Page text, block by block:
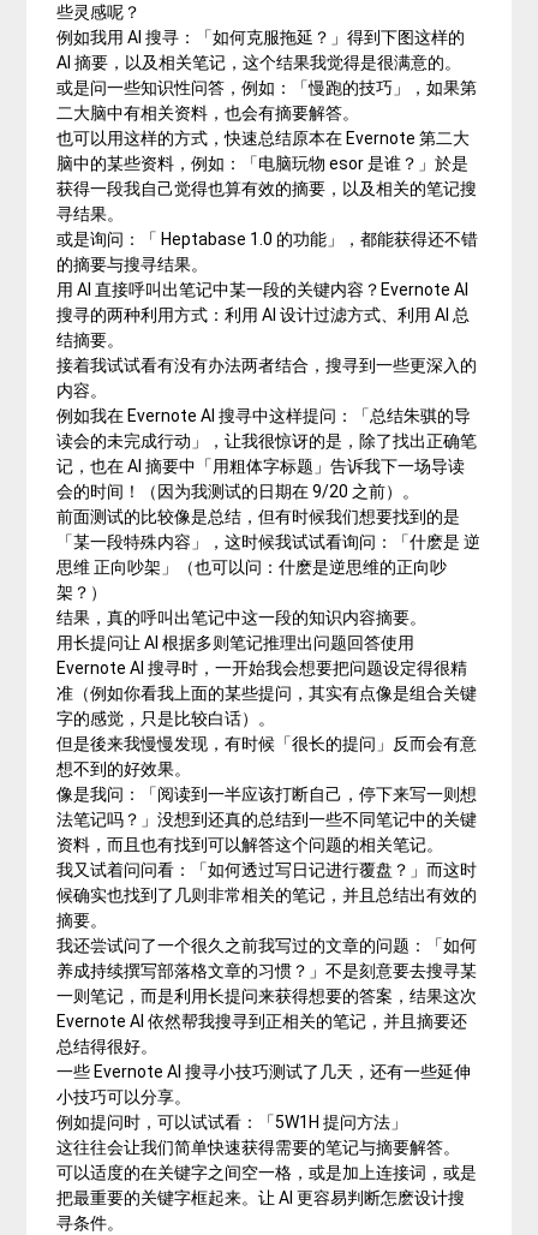
些灵感呢？
例如我用 AI 搜寻：「如何克服拖延？」得到下图这样的
AI 摘要，以及相关笔记，这个结果我觉得是很满意的。
或是问一些知识性问答，例如：「慢跑的技巧」，如果第
二大脑中有相关资料，也会有摘要解答。
也可以用这样的方式，快速总结原本在 Evernote 第二大
脑中的某些资料，例如：「电脑玩物 esor 是谁？」於是
获得一段我自己觉得也算有效的摘要，以及相关的笔记搜
寻结果。
或是询问：「 Heptabase 1.0 的功能」，都能获得还不错
的摘要与搜寻结果。
用 AI 直接呼叫出笔记中某一段的关键内容？Evernote AI
搜寻的两种利用方式：利用 AI 设计过滤方式、利用 AI 总
结摘要。
接着我试试看有没有办法两者结合，搜寻到一些更深入的
内容。
例如我在 Evernote AI 搜寻中这样提问：「总结朱骐的导
读会的未完成行动」，让我很惊讶的是，除了找出正确笔
记，也在 AI 摘要中「用粗体字标题」告诉我下一场导读
会的时间！（因为我测试的日期在 9/20 之前）。
前面测试的比较像是总结，但有时候我们想要找到的是
「某一段特殊内容」，这时候我试试看询问：「什麽是 逆
思维 正向吵架」（也可以问：什麽是逆思维的正向吵
架？）
结果，真的呼叫出笔记中这一段的知识内容摘要。
用长提问让 AI 根据多则笔记推理出问题回答使用
Evernote AI 搜寻时，一开始我会想要把问题设定得很精
准（例如你看我上面的某些提问，其实有点像是组合关键
字的感觉，只是比较白话）。
但是後来我慢慢发现，有时候「很长的提问」反而会有意
想不到的好效果。
像是我问：「阅读到一半应该打断自己，停下来写一则想
法笔记吗？」没想到还真的总结到一些不同笔记中的关键
资料，而且也有找到可以解答这个问题的相关笔记。
我又试着问问看：「如何透过写日记进行覆盘？」而这时
候确实也找到了几则非常相关的笔记，并且总结出有效的
摘要。
我还尝试问了一个很久之前我写过的文章的问题：「如何
养成持续撰写部落格文章的习惯？」不是刻意要去搜寻某
一则笔记，而是利用长提问来获得想要的答案，结果这次
Evernote AI 依然帮我搜寻到正相关的笔记，并且摘要还
总结得很好。
一些 Evernote AI 搜寻小技巧测试了几天，还有一些延伸
小技巧可以分享。
例如提问时，可以试试看：「5W1H 提问方法」
这往往会让我们简单快速获得需要的笔记与摘要解答。
可以适度的在关键字之间空一格，或是加上连接词，或是
把最重要的关键字框起来。让 AI 更容易判断怎麽设计搜
寻条件。